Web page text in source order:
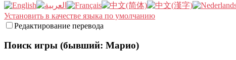
Установить в качестве языка по умолчанию
Редактирование перевода
Поиск игры (бывший: Марио)